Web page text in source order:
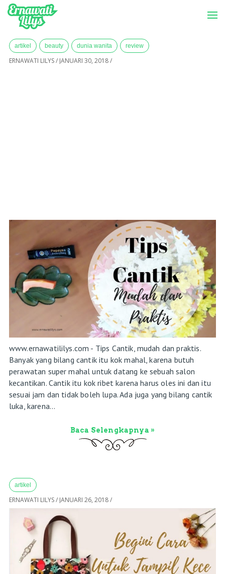
-->
Home»Archives for Januari 2018
artikel beauty dunia wanita review
ERNAWATI LILYS/ JANUARI 30, 2018/
www.ernawatililys.com - Tips Cantik, mudah dan praktis.
Banyak yang bilang cantik itu kok mahal, karena butuh
perawatan super mahal untuk datang ke sebuah salon
kecantikan. Cantik itu kok ribet karena harus oles ini dan itu
sesuai jam dan tidak boleh lupa. Ada juga yang bilang cantik
luka, karena...
Baca Selengkapnya »
artikel
ERNAWATI LILYS/ JANUARI 26, 2018/